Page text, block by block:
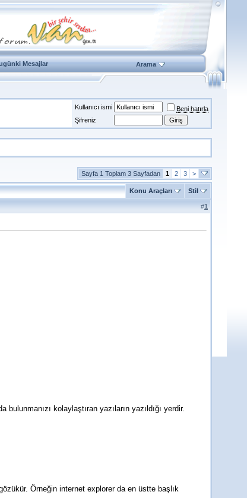
Mesajlar Arama
Kullanıcı ismi
Beni hatırla
Şifreniz
Sayfa 1 Toplam 3 Sayfadan 1 2 3 >
Konu Araçları Stil
#1
kolaylaştıran yazıların yazıldığı yerdir.
Örneğin internet explorer da en üstte başlık